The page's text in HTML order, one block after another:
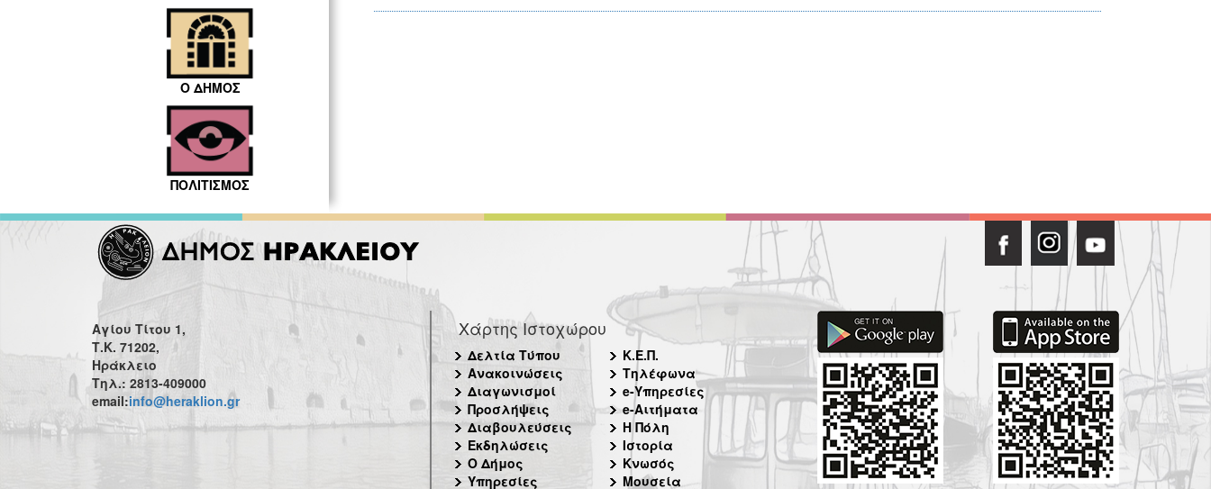
Ο ΔΗΜΟΣ
ΠΟΛΙΤΙΣΜΟΣ
Αγίου Τίτου 1,
Τ.Κ. 71202,
Ηράκλειο
Τηλ.: 2813-409000
email:info@heraklion.gr
Χάρτης Ιστοχώρου
Δελτία Τύπου
Ανακοινώσεις
Διαγωνισμοί
Προσλήψεις
Διαβουλεύσεις
Εκδηλώσεις
Ο Δήμος
Υπηρεσίες
Κ.Ε.Π.
Τηλέφωνα
e-Υπηρεσίες
e-Αιτήματα
Η Πόλη
Ιστορία
Κνωσός
Μουσεία